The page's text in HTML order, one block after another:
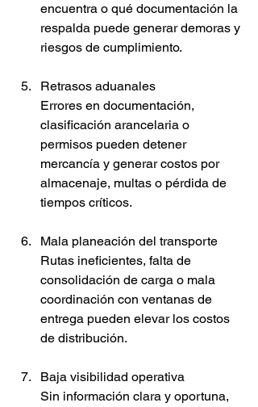
encuentra o qué documentación la
respalda puede generar demoras y
riesgos de cumplimiento.
Retrasos aduanales
Errores en documentación,
clasificación arancelaria o
permisos pueden detener
mercancía y generar costos por
almacenaje, multas o pérdida de
tiempos críticos.
Mala planeación del transporte
Rutas ineficientes, falta de
consolidación de carga o mala
coordinación con ventanas de
entrega pueden elevar los costos
de distribución.
Baja visibilidad operativa
Sin información clara y oportuna,